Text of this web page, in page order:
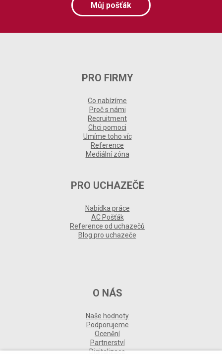
Můj pošťák
PRO FIRMY
Co nabízíme
Proč s námi
Recruitment
Chci pomoci
Umíme toho víc
Reference
Mediální zóna
PRO UCHAZEČE
Nabídka práce
AC Pošťák
Reference od uchazečů
Blog pro uchazeče
O NÁS
Naše hodnoty
Podporujeme
Ocenění
Partnerství
Digitalizace